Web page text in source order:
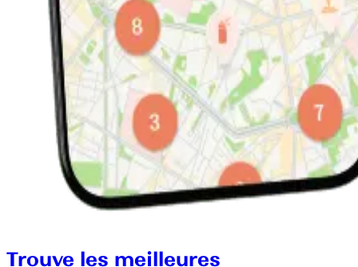
Trouve les meilleures